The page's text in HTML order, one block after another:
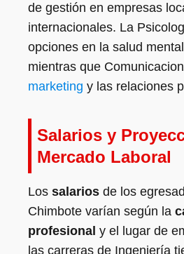
de gestión en empresas
internacionales. La
opciones en la salud
mientras que
marketing y las relaciones
Salarios y
Mercado Laboral
Los salarios de los
Chimbote varían según la
profesional y el lugar de
las carreras de Ingeniería